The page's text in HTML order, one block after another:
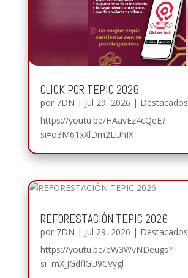
CLICK POR TEPIC 2026
por 7DN | Jul 29, 2026 | Destacados
https://youtu.be/HAavEz4cQeE?
si=o3M61xXlDm2LUnIX
REFORESTACIÓN TEPIC 2026
por 7DN | Jul 29, 2026 | Destacados
https://youtu.be/eW3WvNDeugs?
si=mXJJGdflGU9CVygl